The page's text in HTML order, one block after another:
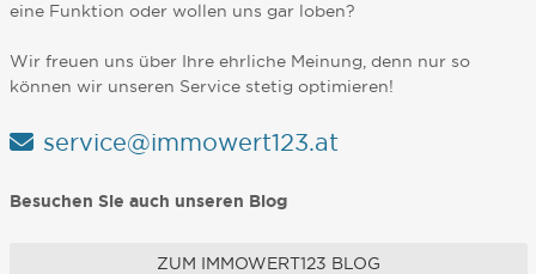
eine Funktion oder wollen uns gar loben?
Wir freuen uns über Ihre ehrliche Meinung, denn nur so
können wir unseren Service stetig optimieren!
service@immowert123.at
Besuchen Sie auch unseren Blog
ZUM IMMOWERT123 BLOG